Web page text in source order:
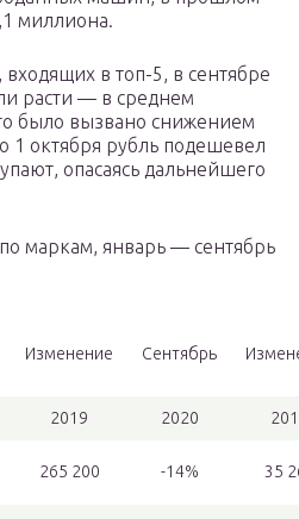
миллиона.
в топ-5, в сентябре
расти — в среднем
было вызвано снижением
1 октября рубль подешевел
опасаясь дальнейшего
маркам, январь — сентябрь
Изменение Сентябрь
2019 2020
265 200 -14% 35